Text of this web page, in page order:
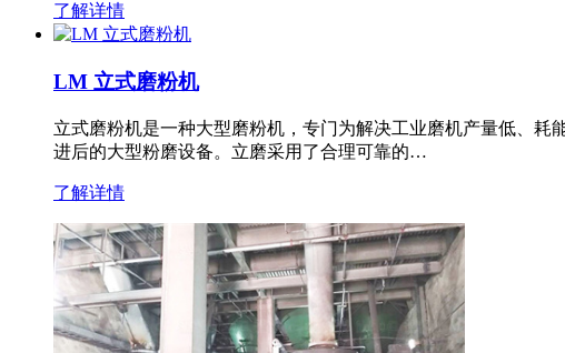
了解详情
LM 立式磨粉机
立式磨粉机是一种大型磨粉机，专门为解决工业磨机产量低、
进后的大型粉磨设备。立磨采用了合理可靠的…
了解详情